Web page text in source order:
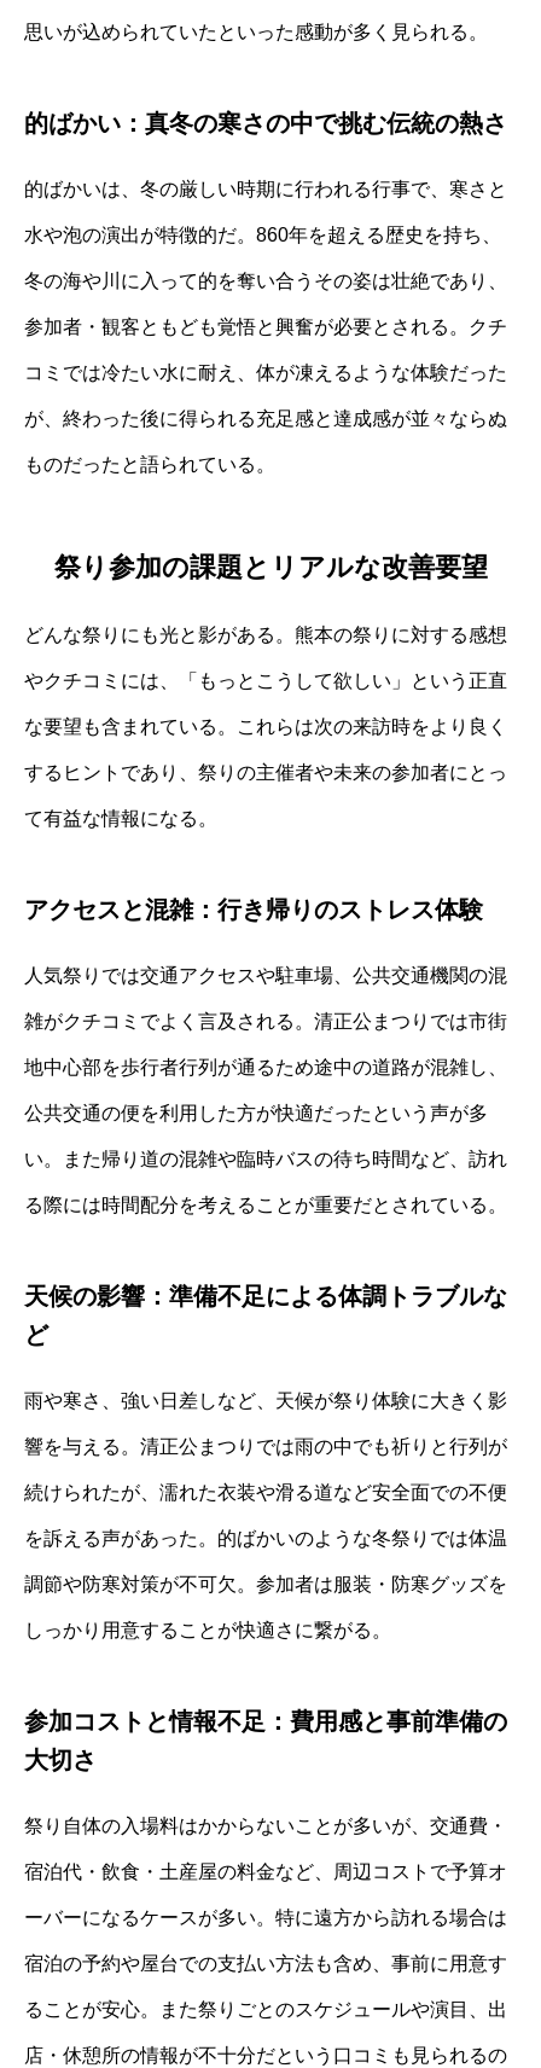
思いが込められていたといった感動が多く見られる。
的ばかい：真冬の寒さの中で挑む伝統の熱さ
的ばかいは、冬の厳しい時期に行われる行事で、寒さと
水や泡の演出が特徴的だ。860年を超える歴史を持ち、
冬の海や川に入って的を奪い合うその姿は壮絶であり、
参加者・観客ともども覚悟と興奮が必要とされる。クチ
コミでは冷たい水に耐え、体が凍えるような体験だった
が、終わった後に得られる充足感と達成感が並々ならぬ
ものだったと語られている。
祭り参加の課題とリアルな改善要望
どんな祭りにも光と影がある。熊本の祭りに対する感想
やクチコミには、「もっとこうして欲しい」という正直
な要望も含まれている。これらは次の来訪時をより良く
するヒントであり、祭りの主催者や未来の参加者にとっ
て有益な情報になる。
アクセスと混雑：行き帰りのストレス体験
人気祭りでは交通アクセスや駐車場、公共交通機関の混
雑がクチコミでよく言及される。清正公まつりでは市街
地中心部を歩行者行列が通るため途中の道路が混雑し、
公共交通の便を利用した方が快適だったという声が多
い。また帰り道の混雑や臨時バスの待ち時間など、訪れ
る際には時間配分を考えることが重要だとされている。
天候の影響：準備不足による体調トラブルな
ど
雨や寒さ、強い日差しなど、天候が祭り体験に大きく影
響を与える。清正公まつりでは雨の中でも祈りと行列が
続けられたが、濡れた衣装や滑る道など安全面での不便
を訴える声があった。的ばかいのような冬祭りでは体温
調節や防寒対策が不可欠。参加者は服装・防寒グッズを
しっかり用意することが快適さに繋がる。
参加コストと情報不足：費用感と事前準備の
大切さ
祭り自体の入場料はかからないことが多いが、交通費・
宿泊代・飲食・土産屋の料金など、周辺コストで予算オ
ーバーになるケースが多い。特に遠方から訪れる場合は
宿泊の予約や屋台での支払い方法も含め、事前に用意す
ることが安心。また祭りごとのスケジュールや演目、出
店・休憩所の情報が不十分だという口コミも見られるの